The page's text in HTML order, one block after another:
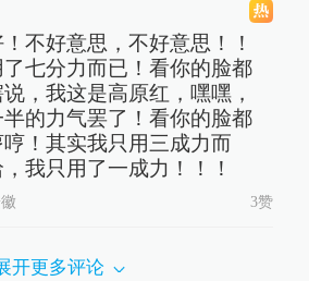
不好意思，不好意思！！
七分力而已！看你的脸都
，我这是高原红，嘿嘿，
的力气罢了！看你的脸都
！其实我只用三成力而
我只用了一成力！！！
3赞
开更多评论